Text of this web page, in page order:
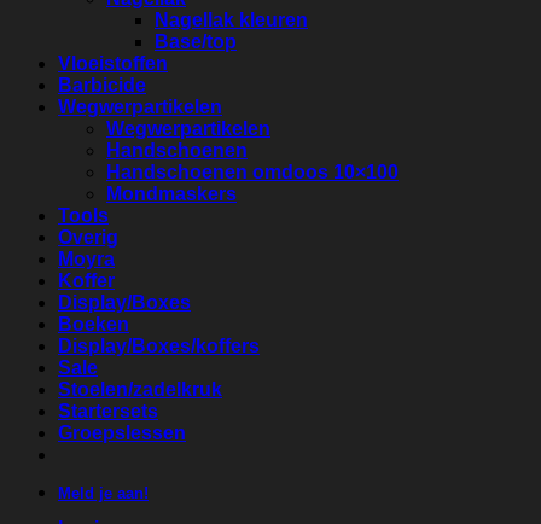
Nagellak kleuren
Base/top
Vloeistoffen
Barbicide
Wegwerpartikelen
Wegwerpartikelen
Handschoenen
Handschoenen omdoos 10×100
Mondmaskers
Tools
Overig
Moyra
Koffer
Display/Boxes
Boeken
Display/Boxes/koffers
Sale
Stoelen/zadelkruk
Startersets
Groepslessen
Meld je aan!